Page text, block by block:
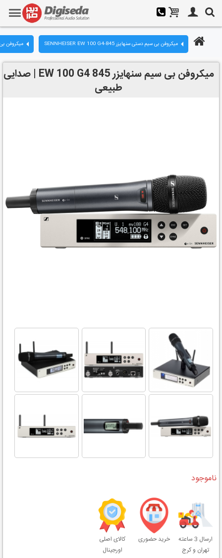
میکروفن میکروفن بی سیم دستی سنهایزر SENNHEISER EW 100 G4-845
میکروفن بی سیم سنهایزر EW 100 G4 845 | صدایی
طبیعی
ناموجود
ارسال 3 ساعته
تهران و کرج
خرید حضوری
کالای اصلی
اورجینال